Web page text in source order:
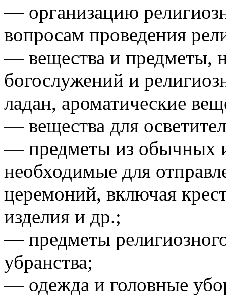
— организацию
вопросам проведения
— вещества и предметы,
богослужений и
ладан, ароматические
— вещества для
— предметы из обычных
необходимые для
церемоний, включая
изделия и др.;
— предметы
убранства;
— одежда и головные